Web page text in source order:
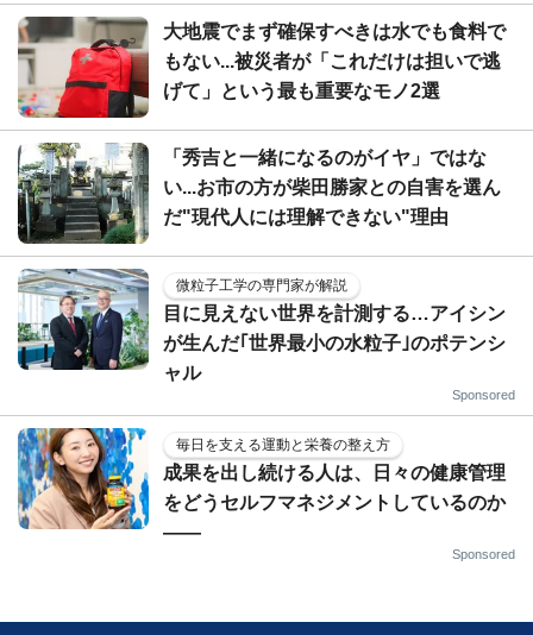
大地震でまず確保すべきは水でも食料で
もない...被災者が「これだけは担いで逃
げて」という最も重要なモノ2選
「秀吉と一緒になるのがイヤ」ではな
い...お市の方が柴田勝家との自害を選ん
だ"現代人には理解できない"理由
微粒子工学の専門家が解説
目に見えない世界を計測する…アイシン
が生んだ｢世界最小の水粒子｣のポテンシ
ャル
Sponsored
毎日を支える運動と栄養の整え方
成果を出し続ける人は、日々の健康管理
をどうセルフマネジメントしているのか
——
Sponsored